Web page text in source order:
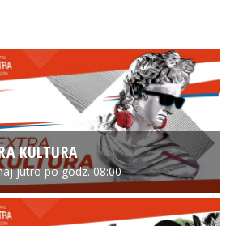
KULTURA
jutro po godz. 08:00